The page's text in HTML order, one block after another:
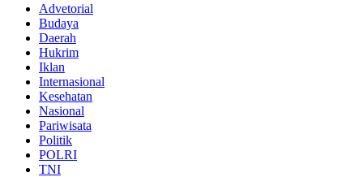
Advetorial
Budaya
Daerah
Hukrim
Iklan
Internasional
Kesehatan
Nasional
Pariwisata
Politik
POLRI
TNI